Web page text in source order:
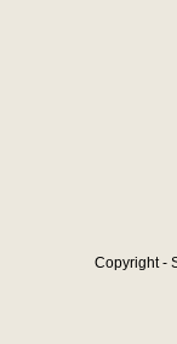
Copyright -